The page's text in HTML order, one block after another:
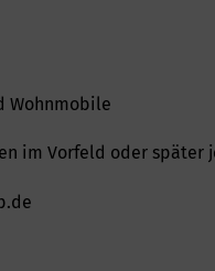
Wohnmobile
im Vorfeld oder